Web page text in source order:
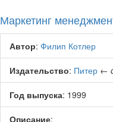
Маркетинг
Автор: Филип Котлер
Издательство: Питер←
Год выпуска: 1999
Описание: